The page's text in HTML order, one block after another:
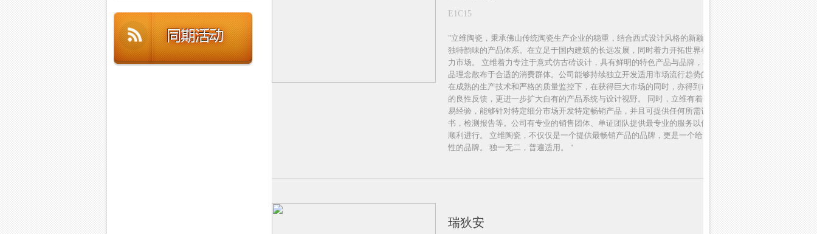
E1C15
"立维陶瓷，秉承佛山传统陶瓷生产企业的稳重，结合西式设计风格的新颖，塑造出具有
独特韵味的产品体系。在立足于国内建筑的长远发展，同时着力开拓世界各地合适的潜
力市场。 立维着力专注于意式仿古砖设计，具有鲜明的特色产品与品牌，将独有的的产
品理念散布于合适的消费群体。公司能够持续独立开发适用市场流行趋势的产品，并且
在成熟的生产技术和严格的质量监控下，在获得巨大市场的同时，亦得到市场消费群体
的良性反馈，更进一步扩大自有的产品系统与设计视野。 同时，立维有着丰富的国际贸
易经验，能够针对特定细分市场开发特定畅销产品，并且可提供任何所需认证如CE证
书，检测报告等。公司有专业的销售团体、单证团队提供最专业的服务以保障所有项目
顺利进行。 立维陶瓷，不仅仅是一个提供最畅销产品的品牌，更是一个给市场带来多样
性的品牌。 独一无二，普遍适用。 "
瑞狄安